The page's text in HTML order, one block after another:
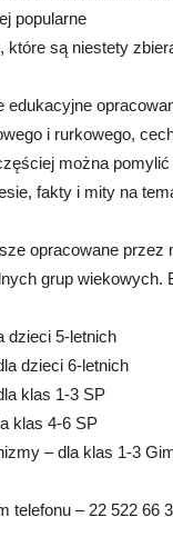
popularne
które są niestety
edukacyjne
i rurkowego,
można
fakty i mity na
opracowane
grup wiekowych.
dzieci 5-letnich
dzieci 6-letnich
klas 1-3 SP
klas 4-6 SP
– dla klas 1-3
telefonu – 22 522 66